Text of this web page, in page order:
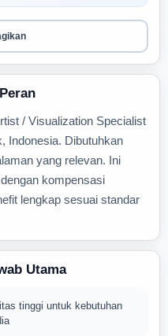
/ Visualization Specialist
Indonesia. Dibutuhkan
yang relevan. Ini
kompensasi
lengkap sesuai standar
Utama
tinggi untuk kebutuhan